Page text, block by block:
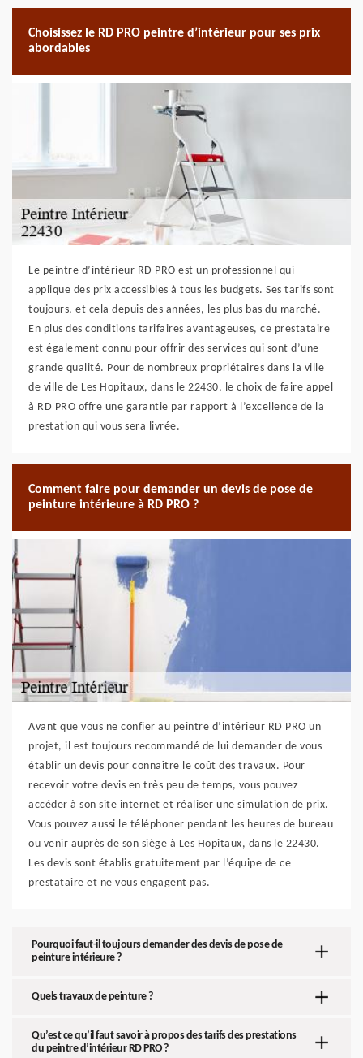
Choisissez le RD PRO peintre d’intérieur pour ses prix
abordables
Le peintre d’intérieur RD PRO est un professionnel qui
applique des prix accessibles à tous les budgets. Ses tarifs sont
toujours, et cela depuis des années, les plus bas du marché.
En plus des conditions tarifaires avantageuses, ce prestataire
est également connu pour offrir des services qui sont d’une
grande qualité. Pour de nombreux propriétaires dans la ville
de ville de Les Hopitaux, dans le 22430, le choix de faire appel
à RD PRO offre une garantie par rapport à l’excellence de la
prestation qui vous sera livrée.
Comment faire pour demander un devis de pose de
peinture intérieure à RD PRO ?
Avant que vous ne confier au peintre d’intérieur RD PRO un
projet, il est toujours recommandé de lui demander de vous
établir un devis pour connaître le coût des travaux. Pour
recevoir votre devis en très peu de temps, vous pouvez
accéder à son site internet et réaliser une simulation de prix.
Vous pouvez aussi le téléphoner pendant les heures de bureau
ou venir auprès de son siège à Les Hopitaux, dans le 22430.
Les devis sont établis gratuitement par l’équipe de ce
prestataire et ne vous engagent pas.
Pourquoi faut-il toujours demander des devis de pose de
peinture intérieure ?
Quels travaux de peinture ?
Qu’est ce qu’il faut savoir à propos des tarifs des prestations
du peintre d’intérieur RD PRO ?